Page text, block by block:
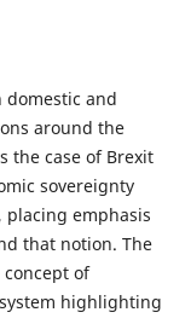
domestic and
around the
the case of Brexit
sovereignty
emphasis
that notion. The
of
highlighting